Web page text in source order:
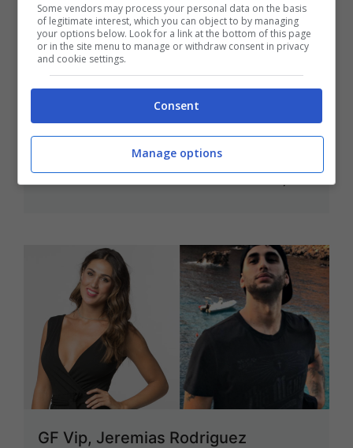
GF Vip, Marco Predolin ci ricasca:
bullismo contro Daniele Bossari
GF Vip, Jeremias Rodriguez
Some vendors may process your personal data on the basis
of legitimate interest, which you can object to by managing
your options below. Look for a link at the bottom of this page
or in the site menu to manage or withdraw consent in privacy
and cookie settings.
Consent
Manage options